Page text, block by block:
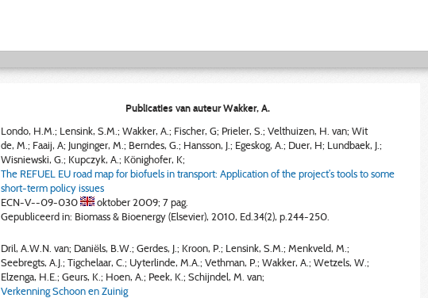
Publicaties van auteur Wakker, A.
Londo, H.M.; Lensink, S.M.; Wakker, A.; Fischer, G; Prieler, S.; Velthuizen, H. van; Wit
de, M.; Faaij, A; Junginger, M.; Berndes, G.; Hansson, J.; Egeskog, A.; Duer, H; Lundbaek, J.;
Wisniewski, G.; Kupczyk, A.; Könighofer, K;
The REFUEL EU road map for biofuels in transport: Application of the project’s tools to some
short-term policy issues
ECN-V--09-030
oktober 2009; 7 pag.
Gepubliceerd in: Biomass & Bioenergy (Elsevier), 2010, Ed.34(2), p.244-250.
Dril, A.W.N. van; Daniëls, B.W.; Gerdes, J.; Kroon, P.; Lensink, S.M.; Menkveld, M.;
Seebregts, A.J.; Tigchelaar, C.; Uyterlinde, M.A.; Vethman, P.; Wakker, A.; Wetzels, W.;
Elzenga, H.E.; Geurs, K.; Hoen, A.; Peek, K.; Schijndel, M. van;
Verkenning Schoon en Zuinig